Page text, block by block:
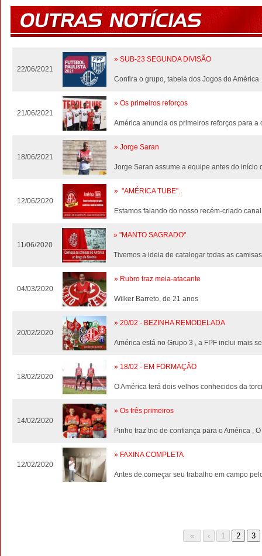
22/06/2021
» SUB-23 SEGUNDA DIVISÃO
Confira o grupo, tabela dos Jogos do América
21/06/2021
» Os primeiros reforços
América anuncia os primeiros reforços para
18/06/2021
» Jorge Saran
Jorge Saran assume a equipe antes do início
12/06/2020
» "AMÉRICA TUBE".
Estamos falando do nosso recém-criado
11/06/2020
» "MANTO SAGRADO".
Tivemos a ideia de catalogar todas as
04/03/2020
» Rubro traz meia-atacante
Wilker Barreto, de 21 anos
20/02/2020
» 20/02 - BEZINHA REMODELADA
América está no Grupo 3 , a FPF inclui mais
18/02/2020
» 18/02 - EM FORMAÇÃO
O América terá dois velhos conhecidos da
14/02/2020
» Os três primeiros
Pinho traz trio de confiança para o América ,
12/02/2020
» FAXINA COMPLETA
Antes de começar seu trabalho em campo